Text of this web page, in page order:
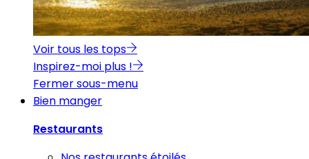
Voir tous les tops
Inspirez-moi plus !
Fermer sous-menu
Bien manger
Restaurants